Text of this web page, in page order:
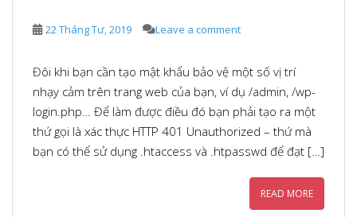
22 Tháng Tư, 2019 Leave a comment
Đôi khi bạn cần tạo mật khẩu bảo vệ một số vị trí
nhạy cảm trên trang web của bạn, ví dụ /admin, /wp-
login.php… Để làm được điều đó bạn phải tạo ra một
thứ gọi là xác thực HTTP 401 Unauthorized – thứ mà
bạn có thể sử dụng .htaccess và .htpasswd để đạt […]
READ MORE